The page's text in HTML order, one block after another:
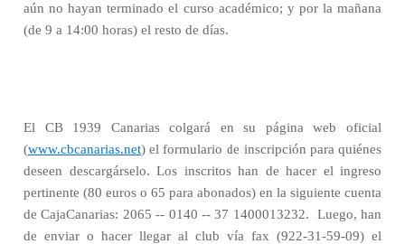
aún no hayan terminado el curso académico; y por la mañana
(de 9 a 14:00 horas) el resto de días.
El CB 1939 Canarias colgará en su página web oficial
(www.cbcanarias.net) el formulario de inscripción para quiénes
deseen descargárselo. Los inscritos han de hacer el ingreso
pertinente (80 euros o 65 para abonados) en la siguiente cuenta
de CajaCanarias: 2065 -- 0140 -- 37 1400013232.
Luego, han
de enviar o hacer llegar al club vía fax (922-31-59-09) el